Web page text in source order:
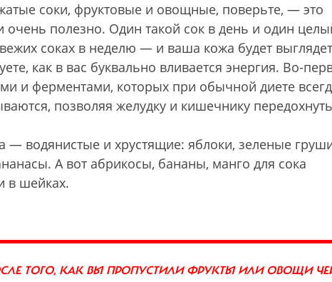
соки, фруктовые и овощные, поверьте, — это
очень полезно. Один такой сок в день и один
соках в неделю — и ваша кожа будет
как в вас буквально вливается энергия. Во-
и ферментами, которых при обычной диете
позволяя желудку и кишечнику
— водянистые и хрустящие: яблоки, зеленые
А вот абрикосы, бананы, манго для сока
в шейках.
ТОГО, КАК ВЫ ПРОПУСТИЛИ ФРУКТЫ ИЛИ ОВОЩИ